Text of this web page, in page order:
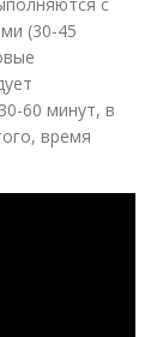
(30-45
60 минут, в
время